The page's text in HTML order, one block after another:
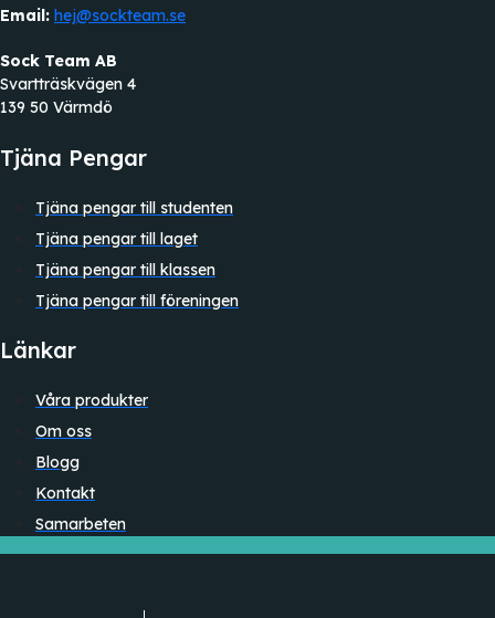
Email: hej@sockteam.se
Sock Team AB
Svartträskvägen 4
139 50 Värmdö
Tjäna Pengar
Tjäna pengar till studenten
Tjäna pengar till laget
Tjäna pengar till klassen
Tjäna pengar till föreningen
Länkar
Våra produkter
Om oss
Blogg
Kontakt
Samarbeten